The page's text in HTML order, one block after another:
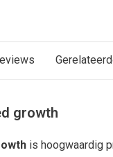
growth
is hoogwaardig